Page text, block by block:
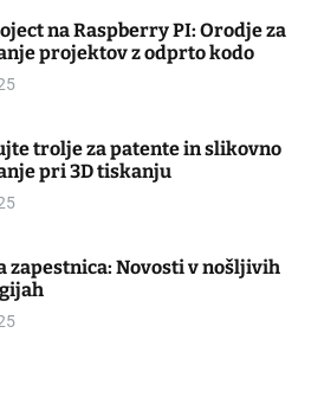
o
d
na Raspberry PI: Orodje za
projektov z odprto kodo
trolje za patente in slikovno
pri 3D tiskanju
zapestnica: Novosti v nošljivih